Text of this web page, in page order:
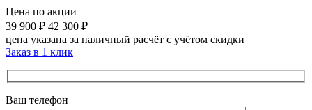
Цена по акции
39 900 ₽ 42 300 ₽
цена указана за наличный расчёт с учётом скидки
Заказ в 1 клик
Ваш телефон